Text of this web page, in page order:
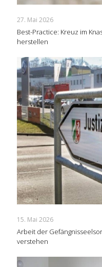
27. Mai 2026
Best-Practice: Kreuz im
herstellen
15. Mai 2026
Arbeit der
verstehen